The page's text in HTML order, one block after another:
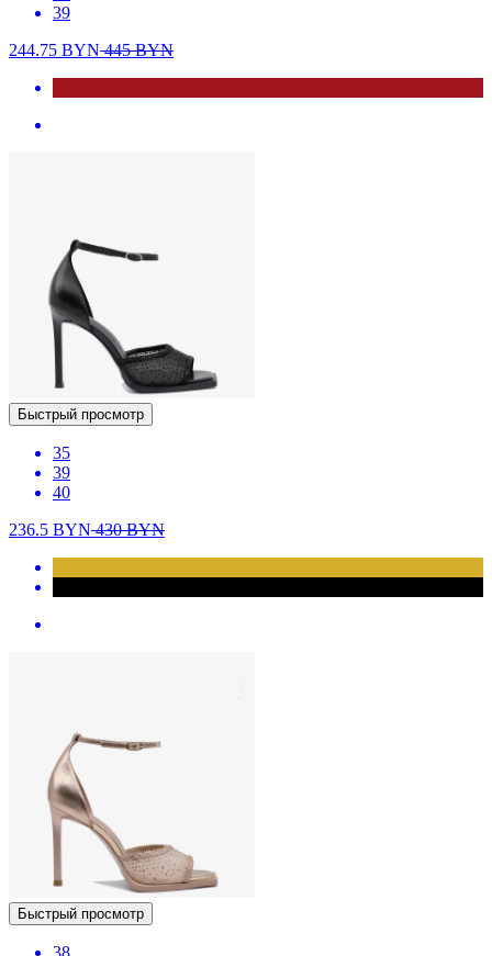
39
244.75 BYN445BYN
Быстрый просмотр
35
39
40
236.5 BYN430BYN
Быстрый просмотр
38